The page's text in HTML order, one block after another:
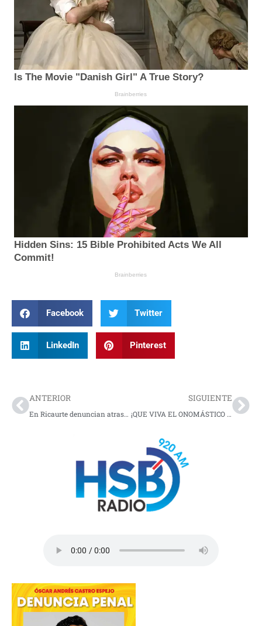
Facebook Twitter
LinkedIn Pinterest
ANTERIOR
En Ricaurte denuncian atraso en la ejecución de proyectos
SIGUIENTE
¡QUE VIVA EL ONOMÁSTICO DE PASTO!